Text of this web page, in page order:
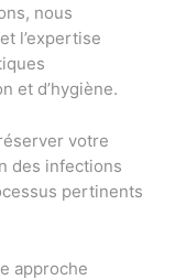
nous
l’expertise
et d’hygiène.
votre
des infections
pertinents
approche